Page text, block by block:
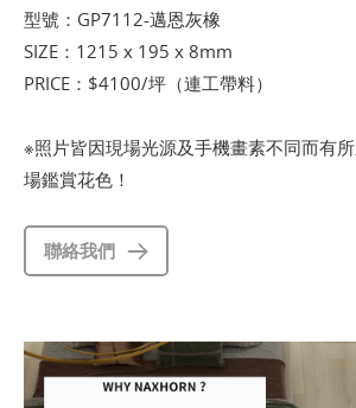
型號：GP7112-邁恩灰橡
SIZE：1215 x 195 x 8mm
PRICE：$4100/坪（連工帶料）
※照片皆因現場光源及手機畫素不同而有
場鑑賞花色！
聯絡我們